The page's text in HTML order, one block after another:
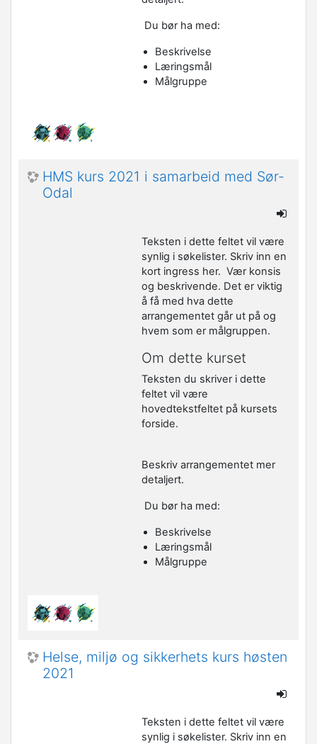
Du bør ha med:
Beskrivelse
Læringsmål
Målgruppe
HMS kurs 2021 i samarbeid med Sør-
Odal
Teksten i dette feltet vil være
synlig i søkelister. Skriv inn en
kort ingress her. Vær konsis
og beskrivende. Det er viktig
å få med hva dette
arrangementet går ut på og
hvem som er målgruppen.
Om dette kurset
Teksten du skriver i dette
feltet vil være
hovedtekstfeltet på kursets
forside.
Beskriv arrangementet mer
detaljert.
Du bør ha med:
Beskrivelse
Læringsmål
Målgruppe
Helse, miljø og sikkerhets kurs høsten
2021
Teksten i dette feltet vil være
synlig i søkelister. Skriv inn en